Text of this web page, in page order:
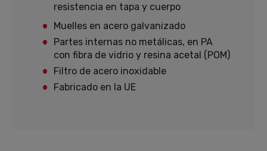
resistencia en tapa y cuerpo
Muelles en acero galvanizado
Partes internas no metálicas, en PA
con fibra de vidrio y resina acetal (POM)
Filtro de acero inoxidable
Fabricado en la UE